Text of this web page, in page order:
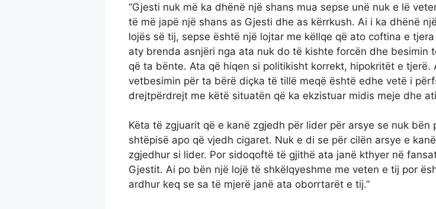
“Gjesti nuk më ka dhënë një shans mua sepse unë nuk e lë
të më japë një shans as Gjesti dhe as kërrkush. Ai i ka dhënë
lojës së tij, sepse është një lojtar me këllqe që ato coftina e
aty brenda asnjëri nga ata nuk do të kishte forcën dhe besimin
që ta bënte. Ata që hiqen si politikisht korrekt, hipokritët e tjerë.
vetbesimin për ta bërë diçka të tillë meqë është edhe vetë i
drejtpërdrejt me këtë situatën që ka ekzistuar midis meje dhe
Këta të zgjuarit që e kanë zgjedh për lider për arsye se nuk bën
shtëpisë apo që vjedh cigaret. Nuk e di se për cilën arsye e kanë
zgjedhur si lider. Por sidoqoftë të gjithë ata janë kthyer në
Gjestit. Ai po bën një lojë të shkëlqyeshme me veten e tij por
ardhur keq se sa të mjerë janë ata oborrtarët e tij.”